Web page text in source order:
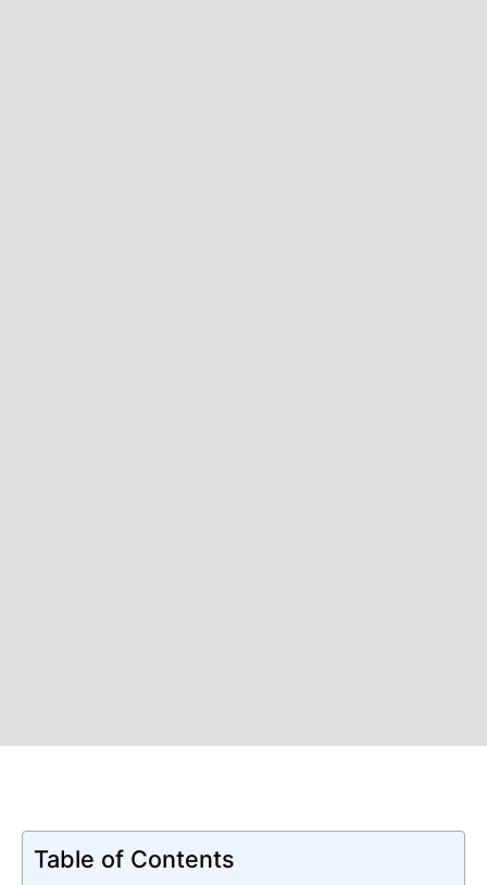
Table of Contents